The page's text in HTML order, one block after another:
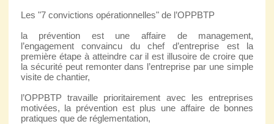
Les "7 convictions opérationnelles" de l’OPPBTP
la prévention est une affaire de management,
l’engagement convaincu du chef d’entreprise est la
première étape à atteindre car il est illusoire de croire que
la sécurité peut remonter dans l’entreprise par une simple
visite de chantier,
l’OPPBTP travaille prioritairement avec les entreprises
motivées, la prévention est plus une affaire de bonnes
pratiques que de réglementation,